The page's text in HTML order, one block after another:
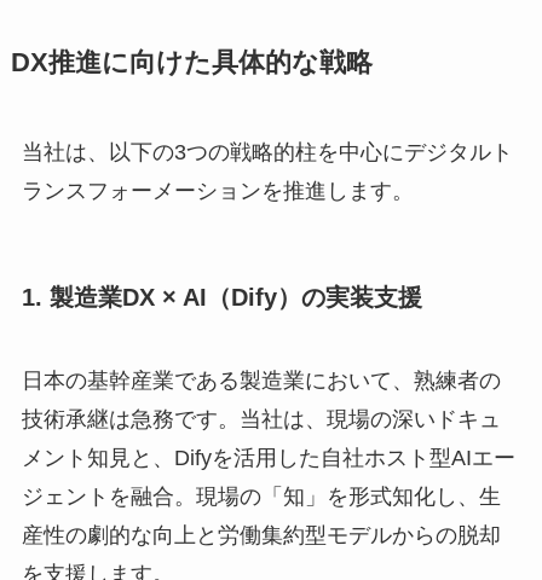
DX推進に向けた具体的な戦略
当社は、以下の3つの戦略的柱を中心にデジタルト
ランスフォーメーションを推進します。
1. 製造業DX × AI（Dify）の実装支援
日本の基幹産業である製造業において、熟練者の
技術承継は急務です。当社は、現場の深いドキュ
メント知見と、Difyを活用した自社ホスト型AIエー
ジェントを融合。現場の「知」を形式知化し、生
産性の劇的な向上と労働集約型モデルからの脱却
を支援します。